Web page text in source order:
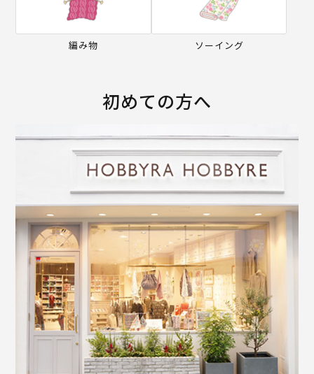
編み物 ソーイング
初めての方へ